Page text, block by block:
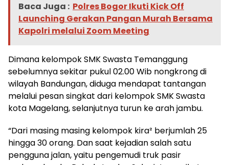
Baca Juga : Polres Bogor Ikuti Kick Off
Launching Gerakan Pangan Murah Bersama
Kapolri melalui Zoom Meeting
Dimana kelompok SMK Swasta Temanggung
sebelumnya sekitar pukul 02.00 Wib nongkrong di
wilayah Bandungan, diduga mendapat tantangan
melalui pesan singkat dari kelompok SMK Swasta
kota Magelang, selanjutnya turun ke arah jambu.
“Dari masing masing kelompok kira² berjumlah 25
hingga 30 orang. Dan saat kejadian salah satu
pengguna jalan, yaitu pengemudi truk pasir